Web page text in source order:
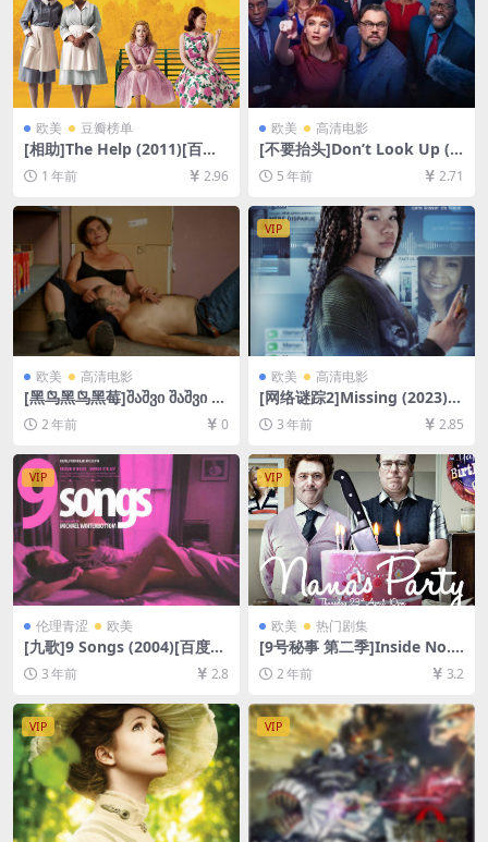
欧美 豆瓣榜单
[相助]The Help (2011)[百度
网盘+夸克网盘1080P超清未
删减资源][网盘在线播放/下
1 年前 2.96
欧美 高清电影
[不要抬头]Don’t Look Up (2
021)[百度网盘+迅雷云盘资源
1080P超清未删减][MP4/9.1G
5 年前 2.71
欧美 高清电影
[黑鸟黑鸟黑莓]შაშვი შაშვი მა
ყვალი (2023)[百度网盘+夸克
网盘1080P超清未删减资源]
[网盘在线播放/下载][MP4/7.
2GB][中英字幕]
2 年前 0
VIP
欧美 高清电影
[网络谜踪2]Missing (2023)
[百度网盘+迅雷云盘资源1080
P超清未删减][MP4/6GB][中
英字幕]
3 年前 2.85
VIP
伦理青涩 欧美
[九歌]9 Songs (2004)[百度网
盘+迅雷云盘资源1080P超清]
[MP4/4GB][中英字幕]【手机/
平板无法在线播放，请使用电
脑下载防和谐压缩包（含解压
密码）】
3 年前 2.8
VIP
欧美 热门剧集
[9号秘事 第二季]Inside No. 9
Season 2 (2015)[百度网盘
+夸克网盘1080P超清未删减
资源][网盘在线播放/下载][MP
4/6.7GB][中英字幕]
2 年前 3.2
VIP VIP